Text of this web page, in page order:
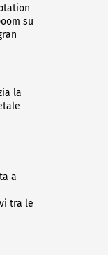
su
la
a
tra le